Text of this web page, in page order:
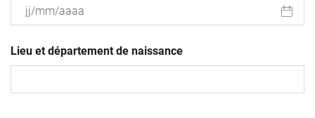
slash
MM
Lieu et département de naissance